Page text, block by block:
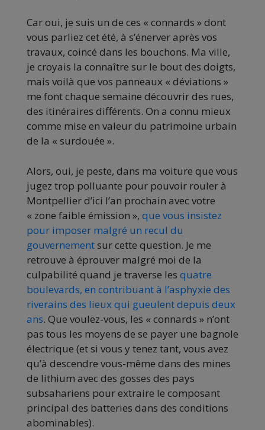
Car oui, je suis un de ces « connards » dont
vous parliez cet été, à s’énerver après vos
travaux, coincé dans les bouchons. Ma ville,
je croyais la connaître sur le bout des doigts,
mais voilà que vos panneaux « déviations »
me font chaque semaine découvrir des rues,
des itinéraires différents. On a connu mieux
comme mise en valeur du patrimoine urbain
de la « surdouée ».
Alors, oui, je peste, dans ma voiture que vous
jugez trop polluante pour pouvoir rouler à
Montpellier d’ici l’an prochain avec votre
« zone faible émission », que vous insistez
pour imposer malgré un recul du
gouvernementsur cette question. Je me
retrouve à éprouver malgré moi de la
culpabilité quand je traverse les quatre
boulevards, en contribuant à l’asphyxie des
riverains des lieux qui gueulent depuis deux
ans. Que voulez-vous, les « connards » n’ont
pas tous les moyens de se payer une bagnole
électrique (et si vous y tenez tant, vous avez
qu’à descendre vous-même dans des mines
de lithium avec des gosses des pays
subsahariens pour extraire le composant
principal des batteries dans des conditions
abominables).